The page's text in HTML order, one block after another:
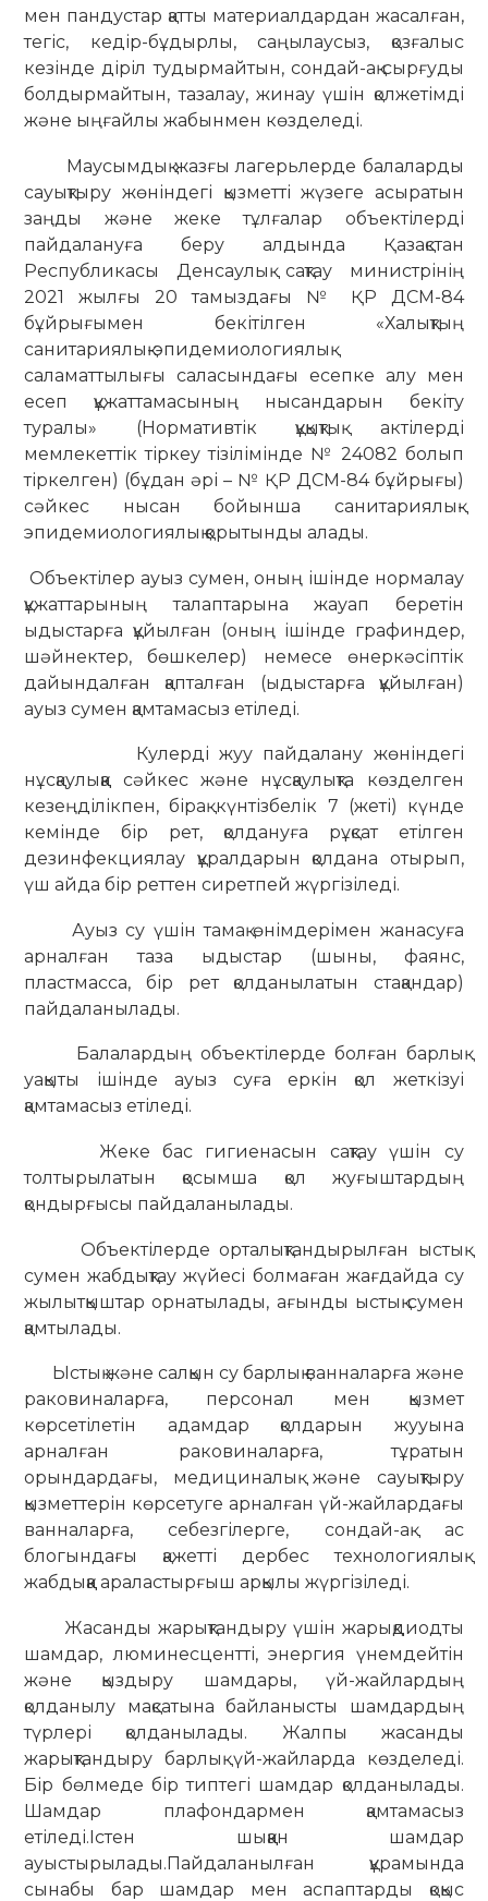
мен пандустар қатты материалдардан жасалған,
тегіс, кедір-бұдырлы, саңылаусыз, қозғалыс
кезінде діріл тудырмайтын, сондай-ақ сырғуды
болдырмайтын, тазалау, жинау үшін қолжетімді
және ыңғайлы жабынмен көзделеді.
Маусымдық жазғы лагерьлерде балаларды
сауықтыру жөніндегі қызметті жүзеге асыратын
заңды және жеке тұлғалар объектілерді
пайдалануға беру алдында Қазақстан
Республикасы Денсаулық сақтау министрінің
2021 жылғы 20 тамыздағы № ҚР ДСМ-84
бұйрығымен бекітілген «Халықтың
санитариялық-эпидемиологиялық
саламаттылығы саласындағы есепке алу мен
есеп құжаттамасының нысандарын бекіту
туралы» (Нормативтік құқықтық актілерді
мемлекеттік тіркеу тізілімінде № 24082 болып
тіркелген) (бұдан әрі – № ҚР ДСМ-84 бұйрығы)
сәйкес нысан бойынша санитариялық-
эпидемиологиялық қорытынды алады.
Объектілер ауыз сумен, оның ішінде нормалау
құжаттарының талаптарына жауап беретін
ыдыстарға құйылған (оның ішінде графиндер,
шәйнектер, бөшкелер) немесе өнеркәсіптік
дайындалған қапталған (ыдыстарға құйылған)
ауыз сумен қамтамасыз етіледі.
Кулерді жуу пайдалану жөніндегі
нұсқаулыққа сәйкес және нұсқаулықта көзделген
кезеңділікпен, бірақ күнтізбелік 7 (жеті) күнде
кемінде бір рет, қолдануға рұқсат етілген
дезинфекциялау құралдарын қолдана отырып,
үш айда бір реттен сиретпей жүргізіледі.
Ауыз су үшін тамақ өнімдерімен жанасуға
арналған таза ыдыстар (шыны, фаянс,
пластмасса, бір рет қолданылатын стақандар)
пайдаланылады.
Балалардың объектілерде болған барлық
уақыты ішінде ауыз суға еркін қол жеткізуі
қамтамасыз етіледі.
Жеке бас гигиенасын сақтау үшін су
толтырылатын қосымша қол жуғыштардың
қондырғысы пайдаланылады.
Объектілерде орталықтандырылған ыстық
сумен жабдықтау жүйесі болмаған жағдайда су
жылытқыштар орнатылады, ағынды ыстық сумен
қамтылады.
Ыстық және салқын су барлық ванналарға және
раковиналарға, персонал мен қызмет
көрсетілетін адамдар қолдарын жууына
арналған раковиналарға, тұратын
орындардағы, медициналық және сауықтыру
қызметтерін көрсетуге арналған үй-жайлардағы
ванналарға, себезгілерге, сондай-ақ ас
блогындағы қажетті дербес технологиялық
жабдыққа араластырғыш арқылы жүргізіледі.
Жасанды жарықтандыру үшін жарықдиодты
шамдар, люминесцентті, энергия үнемдейтін
және қыздыру шамдары, үй-жайлардың
қолданылу мақсатына байланысты шамдардың
түрлері қолданылады. Жалпы жасанды
жарықтандыру барлық үй-жайларда көзделеді.
Бір бөлмеде бір типтегі шамдар қолданылады.
Шамдар плафондармен қамтамасыз
етіледі.Істен шыққан шамдар
ауыстырылады.Пайдаланылған құрамында
сынабы бар шамдар мен аспаптарды қоқыс